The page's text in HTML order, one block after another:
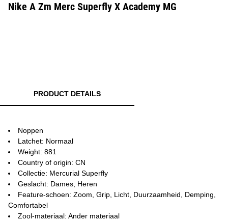
Nike A Zm Merc Superfly X Academy MG
PRODUCT DETAILS
Noppen
Latchet: Normaal
Weight: 881
Country of origin: CN
Collectie: Mercurial Superfly
Geslacht: Dames, Heren
Feature-schoen: Zoom, Grip, Licht, Duurzaamheid, Demping,
Comfortabel
Zool-materiaal: Ander materiaal